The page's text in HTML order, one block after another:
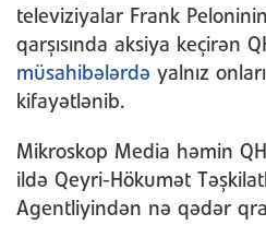
televiziyalar Frank
qarşısında aksiya keçirən
müsahibələrdə yalnız
kifayətlənib.
Mikroskop Media həmin
ildə Qeyri-Hökumət
Agentliyindən nə qədər